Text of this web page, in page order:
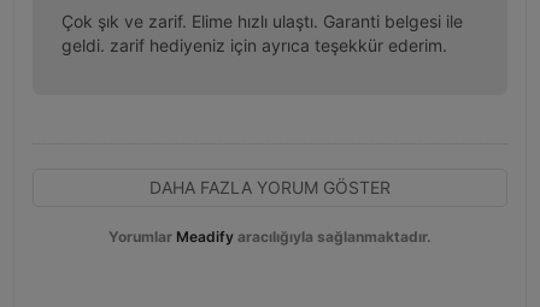
Çok şık ve zarif. Elime hızlı ulaştı. Garanti belgesi ile
geldi. zarif hediyeniz için ayrıca teşekkür ederim.
DAHA FAZLA YORUM GÖSTER
Yorumlar Meadify aracılığıyla sağlanmaktadır.